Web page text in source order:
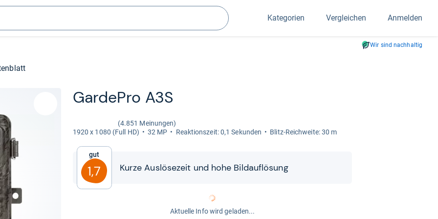
Suchen
Kategorien Vergleichen Anmelden
Wir sind nachhaltig
Gar­de­Pro A3S
(4.851 Meinungen)
1920 x 1080 (Full HD)
32 MP Reak­ti­ons­zeit: 0,1 Sekun­den Blitz-​​Reich­weite: 30 m
Gut
1,7 Kurze Aus­lö­se­zeit und hohe Bild­auf­lö­sung
Aktuelle Info wird geladen...